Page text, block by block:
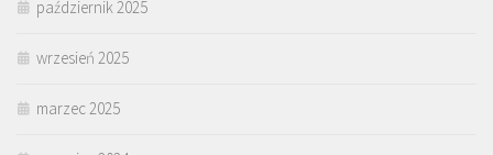
październik 2025
wrzesień 2025
marzec 2025